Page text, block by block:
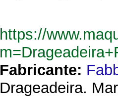
https://
Fabricante:
Drageadeira.